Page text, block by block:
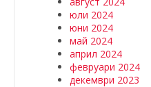
юли 2024
юни 2024
май 2024
април 2024
февруари 2024
декември 2023